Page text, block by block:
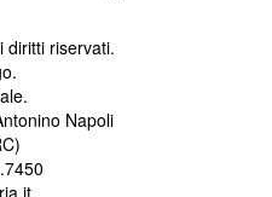
diritti riservati.
Napoli